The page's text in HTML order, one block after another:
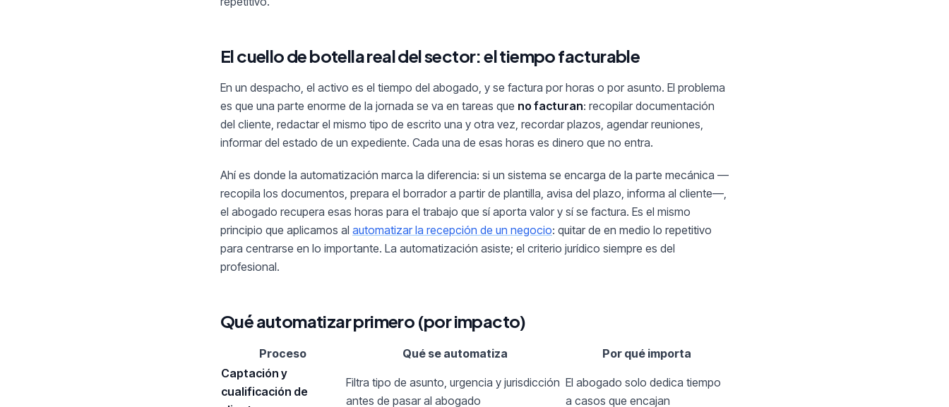
El cuello de botella real del sector: el tiempo facturable
En un despacho, el activo es el tiempo del abogado, y se factura por horas o por asunto. El problema
es que una parte enorme de la jornada se va en tareas que no facturan: recopilar documentación
del cliente, redactar el mismo tipo de escrito una y otra vez, recordar plazos, agendar reuniones,
informar del estado de un expediente. Cada una de esas horas es dinero que no entra.
Ahí es donde la automatización marca la diferencia: si un sistema se encarga de la parte mecánica —
recopila los documentos, prepara el borrador a partir de plantilla, avisa del plazo, informa al cliente—,
el abogado recupera esas horas para el trabajo que sí aporta valor y sí se factura. Es el mismo
principio que aplicamos al automatizar la recepción de un negocio: quitar de en medio lo repetitivo
para centrarse en lo importante. La automatización asiste; el criterio jurídico siempre es del
profesional.
Qué automatizar primero (por impacto)
Proceso Qué se automatiza
Por qué importa
Captación y
cualificación de
Filtra tipo de asunto, urgencia y jurisdicción
antes de pasar al abogado
El abogado solo dedica tiempo
a casos que encajan